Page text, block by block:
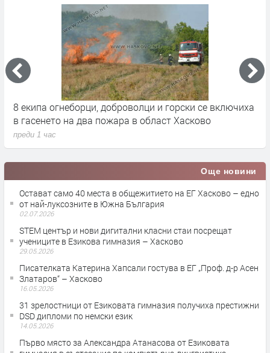
8 екипа огнеборци, доброволци и горски се включиха
в гасенето на два пожара в област Хасково
преди 1 час
Още новини
Остават само 40 места в общежитието на ЕГ Хасково – едно
от най-луксозните в Южна България
02.07.2026
STEM център и нови дигитални класни стаи посрещат
учениците в Езикова гимназия – Хасково
29.05.2026
Писателката Катерина Хапсали гостува в ЕГ „Проф. д-р Асен
Златаров“ – Хасково
16.05.2026
31 зрелостници от Езиковата гимназия получиха престижни
DSD дипломи по немски език
14.05.2026
Първо място за Александра Атанасова от Езиковата